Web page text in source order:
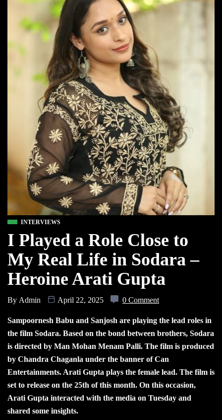
INTERVIEWS
I Played a Role Close to
My Real Life in Sodara –
Heroine Arati Gupta
By Admin April 22, 2025 0 Comment
Sampoornesh Babu and Sanjosh are playing the lead roles in
the film Sodara. Based on the bond between brothers, Sodara
is directed by Man Mohan Menam Palli. The film is produced
by Chandra Chaganla under the banner of Can
Entertainments. Arati Gupta plays the female lead. The film is
set to release on the 25th of this month. On this occasion,
Arati Gupta interacted with the media on Tuesday and
shared some insights.